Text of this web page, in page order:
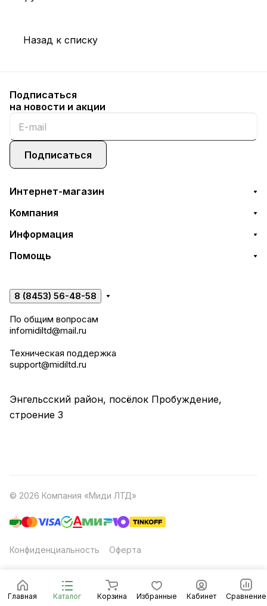
Назад к списку
Главная Каталог Корзина Избранные Кабинет Сравнение
Подписаться
на новости и акции
Подписаться
Интернет-магазин
Компания
Информация
Помощь
8 (8453) 56-48-58
По общим вопросам
infomidiltd@mail.ru
Техническая поддержка
support@midiltd.ru
Энгельсский район, посёлок Пробуждение,
строение 3
© 2026 Компания «Миди ЛТД»
Конфиденциальность Оферта